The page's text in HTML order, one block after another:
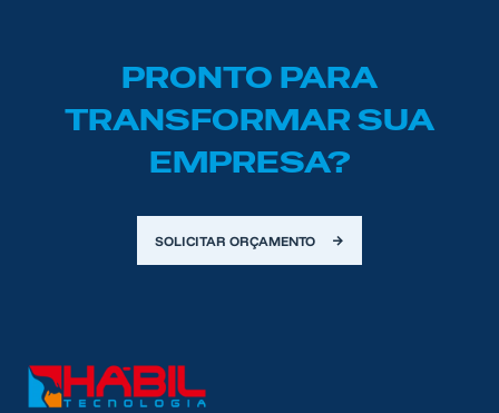
PRONTO PARA
TRANSFORMAR SUA
EMPRESA?
SOLICITAR ORÇAMENTO